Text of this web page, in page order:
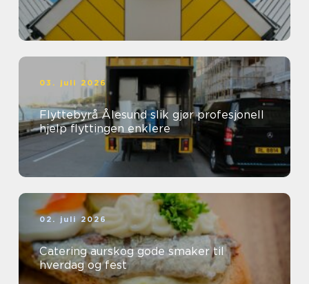
03. juli 2026
Flyttebyrå Ålesund slik gjør profesjonell
hjelp flyttingen enklere
02. juli 2026
Catering aurskog gode smaker til
hverdag og fest